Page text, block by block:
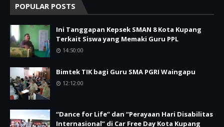
POPULAR POSTS
Ini Tanggapan Kepsek SMAN 8 Kota Kupang
Terkait Siswa yang Memaki Guru PPL
14:50:00
Bimtek TIK bagi Guru SMA PGRI Waingapu
12:12:00
“Dance for Life” dan “Perayaan Hari Disabilitas
Internasional” di Car Free Day Kota Kupang